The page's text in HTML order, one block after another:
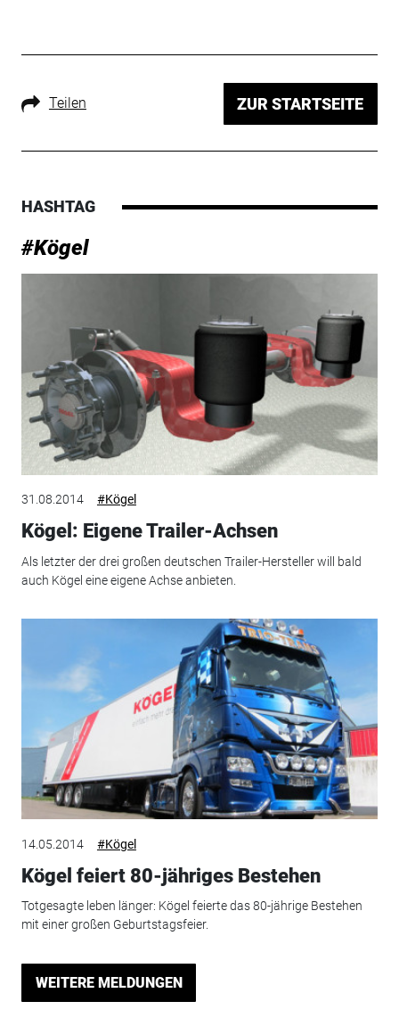
Teilen ZUR STARTSEITE
HASHTAG
#Kögel
31.08.2014 #Kögel
Kögel: Eigene Trailer-Achsen
Als letzter der drei großen deutschen Trailer-Hersteller will bald
auch Kögel eine eigene Achse anbieten.
14.05.2014 #Kögel
Kögel feiert 80-jähriges Bestehen
Totgesagte leben länger: Kögel feierte das 80-jährige Bestehen
mit einer großen Geburtstagsfeier.
WEITERE MELDUNGEN